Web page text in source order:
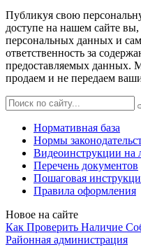
Публикуя свою
доступе на нашем сайте вы,
персональных данных и
ответственность за
предоставляемых данных.
продаем и не передаем
Нормативная база
Нормы
Видеоинструкции на
Перечень документов
Пошаговая
Правила оформления
Новое на сайте
Как Проверить Наличие
Paйoннaя aдминиcтpaция